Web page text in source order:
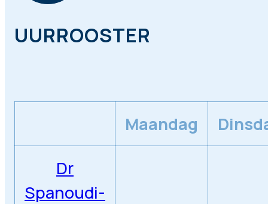
UURROOSTER
Maandag
Dr
Spanoudi-